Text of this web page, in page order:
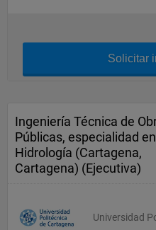
Solicitar
Ingeniería Técnica de
Públicas, especialidad en
Hidrología (Cartagena,
Cartagena) (Ejecutiva)
Universidad